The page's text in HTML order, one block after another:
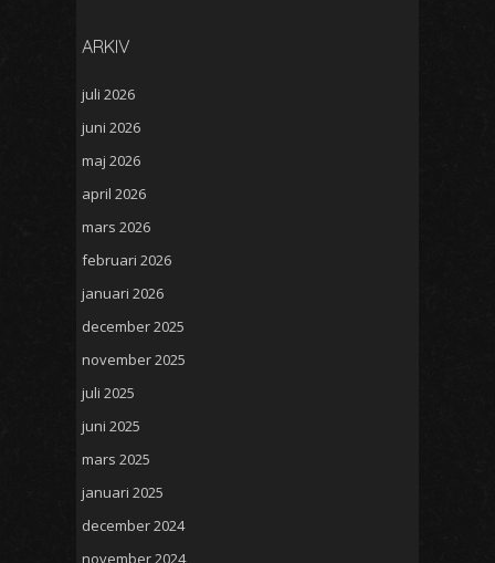
ARKIV
juli 2026
juni 2026
maj 2026
april 2026
mars 2026
februari 2026
januari 2026
december 2025
november 2025
juli 2025
juni 2025
mars 2025
januari 2025
december 2024
november 2024